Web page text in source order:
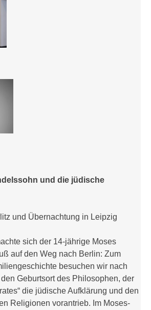
und die jüdische
und Übernachtung in Leipzig
sich der 14-jährige Moses
auf den Weg nach Berlin: Zum
besuchen wir nach
Geburtsort des Philosophen, der
die jüdische Aufklärung und den
Religionen vorantrieb. Im Moses-